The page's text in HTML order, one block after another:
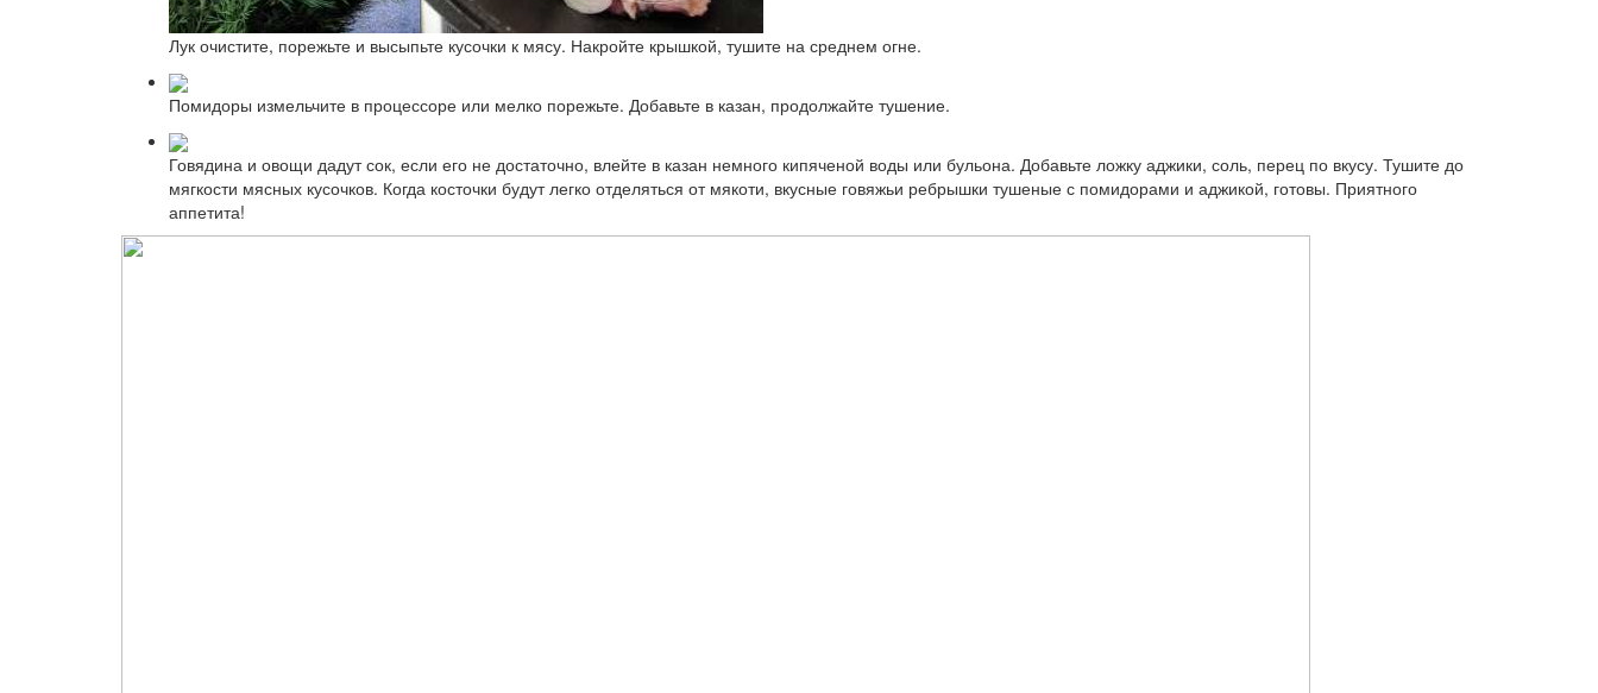
Лук очистите, порежьте и высыпьте кусочки к мясу. Накройте крышкой, тушите на среднем огне.
Помидоры измельчите в процессоре или мелко порежьте. Добавьте в казан, продолжайте тушение.
Говядина и овощи дадут сок, если его не достаточно, влейте в казан немного кипяченой воды или бульона. Добавьте ложку аджики, соль, перец по вкусу. Тушите до
мягкости мясных кусочков. Когда косточки будут легко отделяться от мякоти, вкусные говяжьи ребрышки тушеные с помидорами и аджикой, готовы. Приятного
аппетита!